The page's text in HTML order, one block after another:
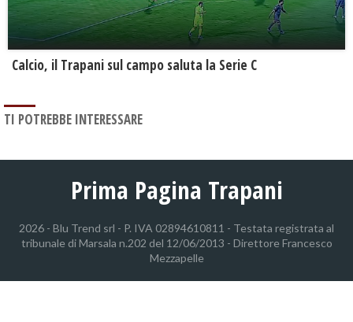
Calcio, il Trapani sul campo saluta la Serie C
TI POTREBBE INTERESSARE
Prima Pagina Trapani
2026 - Blu Trend srl - P. IVA 02894610811 - Testata registrata al
tribunale di Marsala n.202 del 12/06/2013 - Direttore Francesco
Mezzapelle